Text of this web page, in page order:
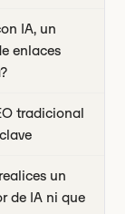
IA, un
enlaces
tradicional
un
de IA ni que